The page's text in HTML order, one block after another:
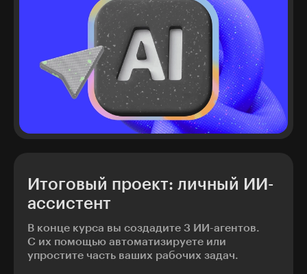
Итоговый проект: личный ИИ-
ассистент
В конце курса вы создадите 3 ИИ-агентов.
С их помощью автоматизируете или
упростите часть ваших рабочих задач.